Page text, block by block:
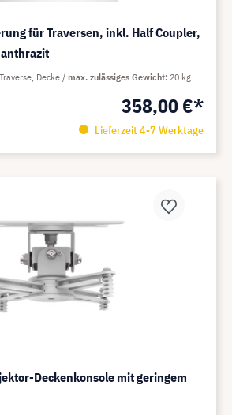
für Traversen, inkl. Half Coupler,
358,00 €*
Lieferzeit 4-7 Werktage
Traverse, Decke max. zulässiges Gewicht 20 kg
Deckenkonsole mit geringem